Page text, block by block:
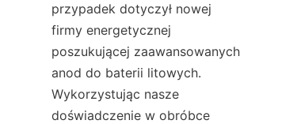
przypadek dotyczył nowej
firmy energetycznej
poszukującej zaawansowanych
anod do baterii litowych.
Wykorzystując nasze
doświadczenie w obróbce